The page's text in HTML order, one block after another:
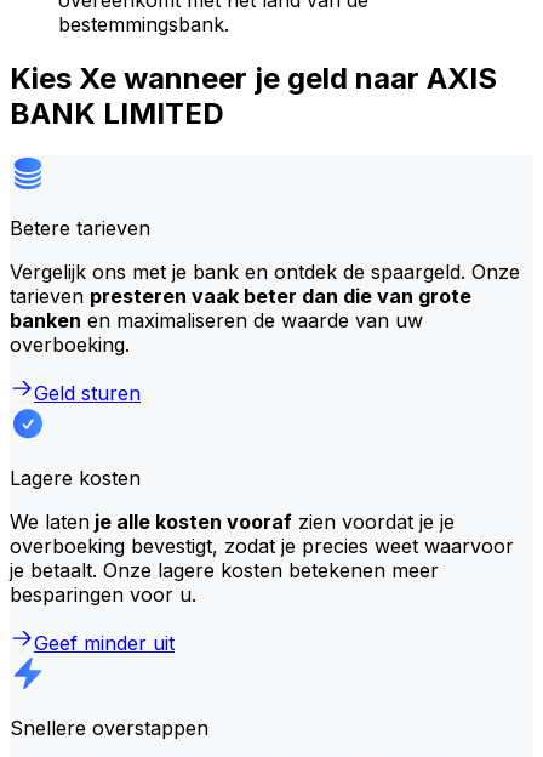
bestemmingsbank.
Kies Xe wanneer je geld naar AXIS
BANK LIMITED
Betere tarieven
Vergelijk ons met je bank en ontdek de spaargeld. Onze
tarieven presteren vaak beter dan die van grote
banken en maximaliseren de waarde van uw
overboeking.
Geld sturen
Lagere kosten
We laten je alle kosten vooraf zien voordat je je
overboeking bevestigt, zodat je precies weet waarvoor
je betaalt. Onze lagere kosten betekenen meer
besparingen voor u.
Geef minder uit
Snellere overstappen